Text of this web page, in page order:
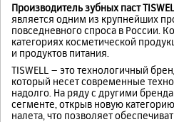
Производитель зубных паст
является одним из крупнейших
повседневного спроса в России.
категориях косметической
и продуктов питания.
TISWELL – это технологичный
который несет современные
надолго. На ряду с другими
сегменте, открыв новую
налета, что позволяет